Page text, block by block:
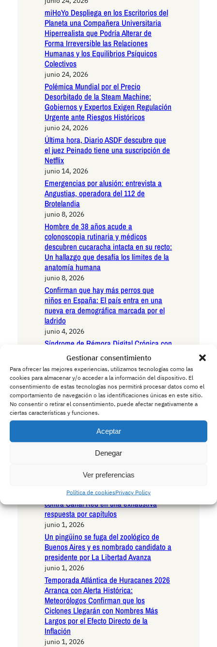
Gestionar consentimiento
Para ofrecer las mejores experiencias, utilizamos tecnologías como las
cookies para almacenar y/o acceder a la información del dispositivo. El
consentimiento de estas tecnologías nos permitirá procesar datos como el
comportamiento de navegación o las identificaciones únicas en este sitio.
No consentir o retirar el consentimiento, puede afectar negativamente a
ciertas características y funciones.
Aceptar
Denegar
Ver preferencias
Política de cookiesPrivacy Policy
miHoYo Despliega en los Escritorios del
Planeta una Compañera Universitaria
Hiperrealista que Podría Alterar de
Forma Irreversible las Relaciones
Humanas y los Equilibrios Psíquicos
Colectivos
junio 24, 2026
Polémica Mundial por el Precio
Desorbitado de la Steam Machine:
Gobiernos y Expertos Exigen Regulación
Urgente ante Riesgos Históricos
junio 24, 2026
Última hora, Diario ASDF descubre que
el juez Peinado tiene una suscripción de
Netflix
junio 14, 2026
Emergencias por alusión: entrevista a
Angustias, operadora del 112 de
Brotelandia
junio 8, 2026
Hombre de 38 años acude a
colonoscopia rutinaria y médicos
descubren cucaracha intacta en su recto:
Un hallazgo que desafía los límites de la
anatomía humana
junio 8, 2026
Confirman que hay más perros que
niños en España: El país entra en una
nueva era demográfica marcada por el
ladrido
junio 4, 2026
Síndrome de Rémora Digital Crónica con
Dependencia de Timeline Ajeno y Déficit
Severo de Vida Propia
junio 2, 2026
Periquitos amaestrados por redes
Españolas ejecutan un plan sistemático
para robar el oro latinoamericano
junio 2, 2026
Jabalí lidera persecución policial de alta
velocidad en la M30 de Madrid:
Autoridades confirman maniobras
estratégicas del animal
junio 1, 2026
rotundidad las acusaciones infundadas
contra Canal Red en una exhaustiva
respuesta por capítulos
junio 1, 2026
Un pingüino se fuga del zoológico de
Buenos Aires y es nombrado candidato a
presidente por La Libertad Avanza
junio 1, 2026
Temporada Atlántica de Huracanes 2026
Arranca con Alerta Histórica:
Meteorólogos Confirman que los
Ciclones Llegarán con Nombres Más
Largos por el Efecto Directo de la
Inflación
junio 1, 2026